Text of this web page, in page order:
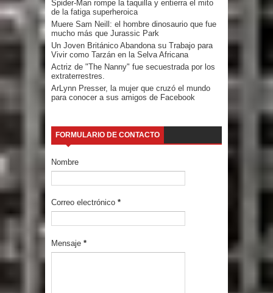
Spider-Man rompe la taquilla y entierra el mito
de la fatiga superheroica
Muere Sam Neill: el hombre dinosaurio que fue
mucho más que Jurassic Park
Un Joven Británico Abandona su Trabajo para
Vivir como Tarzán en la Selva Africana
Actriz de "The Nanny" fue secuestrada por los
extraterrestres.
ArLynn Presser, la mujer que cruzó el mundo
para conocer a sus amigos de Facebook
FORMULARIO DE CONTACTO
Nombre
Correo electrónico *
Mensaje *